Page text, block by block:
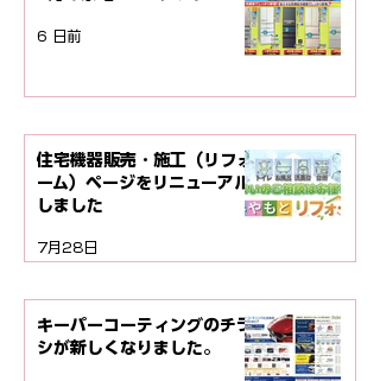
6 日前
住宅機器販売・施工（リフォ
ーム）ページをリニューアル
しました
7月28日
キーパーコーティングのチラ
シが新しくなりました。